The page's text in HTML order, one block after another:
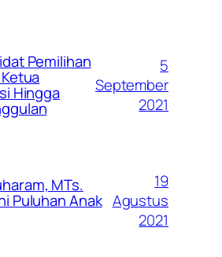
Pemilihan
Hingga
5
September
2021
MTs.
Puluhan Anak
19
Agustus
2021